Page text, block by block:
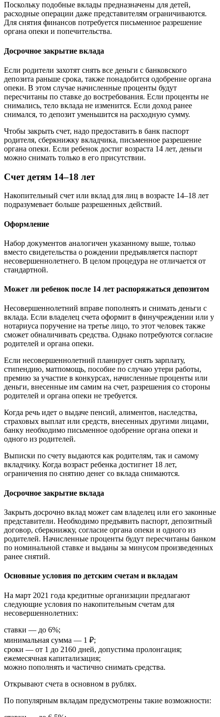
Поскольку подобные вклады предназначены для детей,
расходные операции даже представителям ограничиваются.
Для снятия финансов потребуется письменное разрешение
органа опеки и попечительства.
Досрочное закрытие вклада
Если родители захотят снять все деньги с банковского
депозита раньше срока, также понадобится одобрение органа
опеки. В этом случае начисленные проценты будут
пересчитаны по ставке до востребования. Если проценты не
снимались, тело вклада не изменится. Если доход ранее
снимался, то депозит уменьшится на расходную сумму.
Чтобы закрыть счет, надо предоставить в банк паспорт
родителя, сберкнижку вкладчика, письменное разрешение
органа опеки. Если ребенок достиг возраста 14 лет, деньги
можно снимать только в его присутствии.
Счет детям 14–18 лет
Накопительный счет или вклад для лиц в возрасте 14–18 лет
подразумевает больше разрешенных действий.
Оформление
Набор документов аналогичен указанному выше, только
вместо свидетельства о рождении предъявляется паспорт
несовершеннолетнего. В целом процедура не отличается от
стандартной.
Может ли ребенок после 14 лет распоряжаться депозитом
Несовершеннолетний вправе пополнять и снимать деньги с
вклада. Если владелец счета оформит в финучреждении или у
нотариуса поручение на третье лицо, то этот человек также
сможет обналичивать средства. Однако потребуются согласие
родителей и органа опеки.
Если несовершеннолетний планирует снять зарплату,
стипендию, матпомощь, пособие по случаю утери работы,
премию за участие в конкурсах, начисленные проценты или
деньги, внесенные им самим на счет, разрешения со стороны
родителей и органа опеки не требуется.
Когда речь идет о выдаче пенсий, алиментов, наследства,
страховых выплат или средств, внесенных другими лицами,
банку необходимо письменное одобрение органа опеки и
одного из родителей.
Выписки по счету выдаются как родителям, так и самому
вкладчику. Когда возраст ребенка достигнет 18 лет,
ограничения по снятию денег со вклада снимаются.
Досрочное закрытие вклада
Закрыть досрочно вклад может сам владелец или его законные
представители. Необходимо предъявить паспорт, депозитный
договор, сберкнижку, согласие органа опеки и одного из
родителей. Начисленные проценты будут пересчитаны банком
по номинальной ставке и выданы за минусом произведенных
ранее снятий.
Основные условия по детским счетам и вкладам
На март 2021 года кредитные организации предлагают
следующие условия по накопительным счетам для
несовершеннолетних:
ставки — до 6%;
минимальная сумма — 1 ₽;
сроки — от 1 до 2160 дней, допустима пролонгация;
ежемесячная капитализация;
можно пополнять и частично снимать средства.
Открывают счета в основном в рублях.
По популярным вкладам предусмотрены такие возможности: